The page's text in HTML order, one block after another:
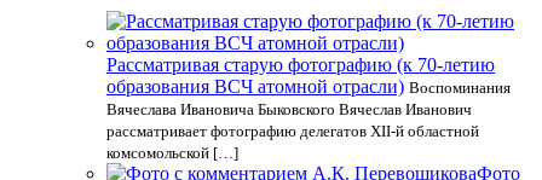
Рассматривая старую фотографию (к 70-летию
образования ВСЧ атомной отрасли) Воспоминания
Вячеслава Ивановича Быковского Вячеслав Иванович
рассматривает фотографию делегатов XII-й областной
комсомольской […]
Фото